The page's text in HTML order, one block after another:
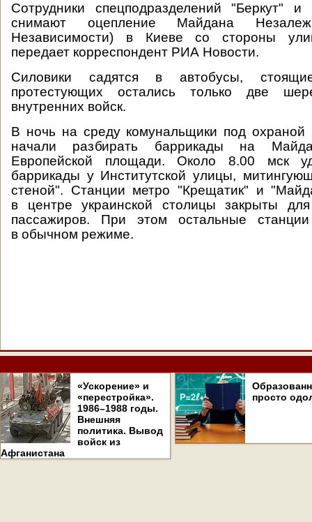
Сотрудники спецподразделений "Беркут" и
снимают оцепление Майдана
Независимости) в Киеве со стороны
передает корреспондент РИА Новости.
Силовики садятся в автобусы,
протестующих остались только две
внутренних войск.
В ночь на среду комунальщики под охраной
начали разбирать баррикады на
Европейской площади. Около 8.00 мск
баррикады у Институтской улицы,
стеной". Станции метро "Крещатик" и
в центре украинской столицы закрыты
пассажиров. При этом остальные
в обычном режиме.
«Ускорение» и
«перестройка».
1986–1988 годы.
Внешняя
политика. Вывод
войск из
Афганистана
просто